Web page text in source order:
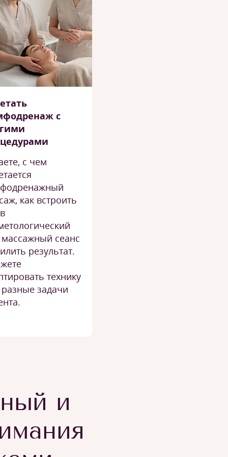
с
с чем
как встроить
сеанс
результат.
технику
задачи
и